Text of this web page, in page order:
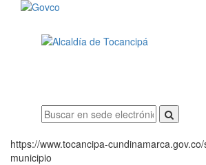
https://www.tocancipa-
municipio